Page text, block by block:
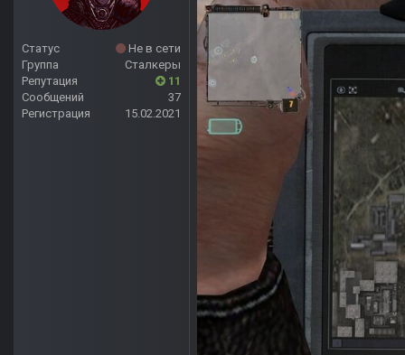
Статус
Не в сети
Группа
Сталкеры
Репутация
11
Сообщений
37
Регистрация
15.02.2021